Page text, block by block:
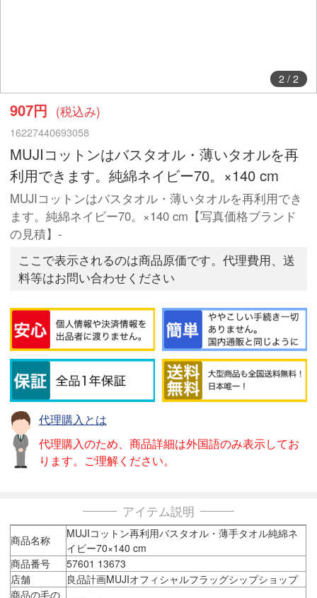
2/ 2
907円 (税込み)
16227440693058
MUJIコットンはバスタオル・薄いタオルを再
利用できます。純綿ネイビー70。×140 cm
MUJIコットンはバスタオル・薄いタオルを再利用でき
ます。純綿ネイビー70。×140 cm【写真価格ブランド
の見積】-
ここで表示されるのは商品原価です。代理費用、送
料等はお問い合わせください
代理購入とは
代理購入のため、商品詳細は外国語のみ表示してお
ります。ご理解ください。
アイテム説明
商品名称
MUJIコットン再利用バスタオル・薄手タオル純綿ネ
イビー70×140 cm
商品番号
57601 13673
店舗
良品計画MUJIオフィシャルフラッグシップショップ
商品の毛の